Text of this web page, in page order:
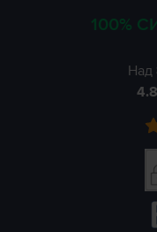
100%
Над
4.8